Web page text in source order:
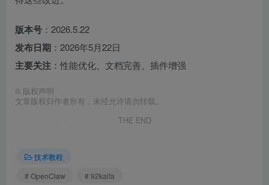
版本号 ：2026.5.22
发布日期 ：2026年5月22日
主要关注 ：性能优化、文档完善、插件增强
© 版权声明
文章版权归作者所有，未经允许请勿转载。
THE END
技术教程
# OpenClaw
# 92kaifa